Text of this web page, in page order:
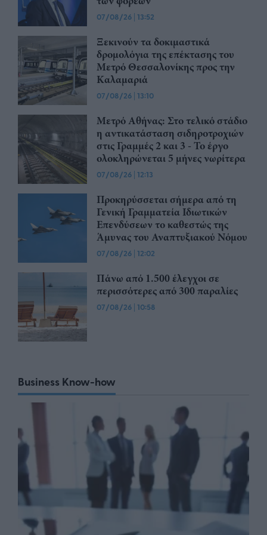
07/08/26 | 13:52
Ξεκινούν τα δοκιμαστικά
δρομολόγια της επέκτασης του
Μετρό Θεσσαλονίκης προς την
Καλαμαριά
07/08/26 | 13:10
Μετρό Αθήνας: Στο τελικό στάδιο
η αντικατάσταση σιδηροτροχιών
στις Γραμμές 2 και 3 - Το έργο
ολοκληρώνεται 5 μήνες νωρίτερα
07/08/26 | 12:13
Προκηρύσσεται σήμερα από τη
Γενική Γραμματεία Ιδιωτικών
Επενδύσεων το καθεστώς της
Άμυνας του Αναπτυξιακού Νόμου
07/08/26 | 12:02
Πάνω από 1.500 έλεγχοι σε
περισσότερες από 300 παραλίες
07/08/26 | 10:58
Business Know-how